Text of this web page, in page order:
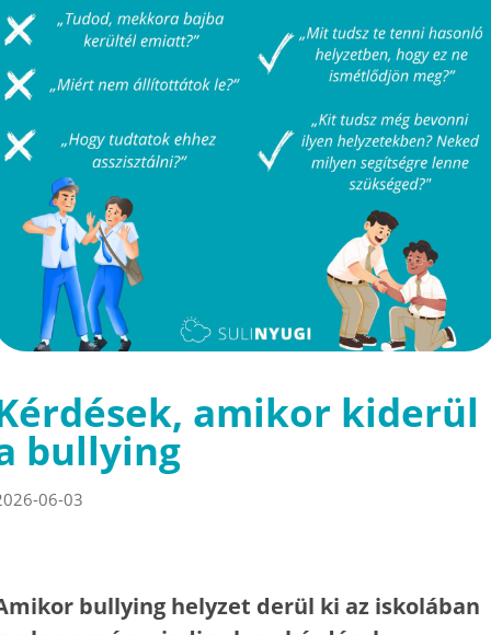
amikor kiderül
bullying
06-03
bullying helyzet derül ki az iskolában